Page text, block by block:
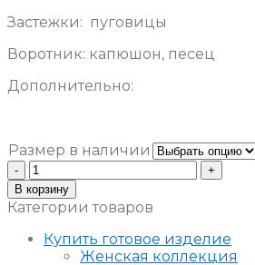
Застежки: пуговицы
Воротник: капюшон, песец
Дополнительно:
Размер в наличии
Количество
Шуба
из
мутона
В корзину
Категории товаров
Купить готовое изделие
Женская коллекция